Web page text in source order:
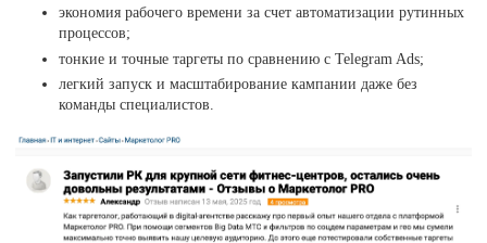
экономия рабочего времени за счет автоматизации рутинных
процессов;
тонкие и точные таргеты по сравнению с Telegram Ads;
легкий запуск и масштабирование кампании даже без
команды специалистов.